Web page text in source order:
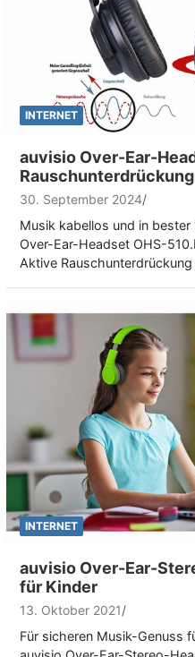
INTERNET
auvisio Over-Ear-
Rauschunterdrückung
30. September 2024
Musik kabellos und in
Over-Ear-Headset OHS-
Aktive
INTERNET
auvisio Over-Ear-
für Kinder
13. Oktober 2021
Für sicheren Musik-Genuss